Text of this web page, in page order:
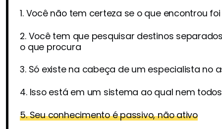
1. Você não tem certeza se o que encontrou
2. Você tem que pesquisar destinos
o que procura
3. Só existe na cabeça de um especialista no
4. Isso está em um sistema ao qual nem
5. Seu conhecimento é passivo, não ativo